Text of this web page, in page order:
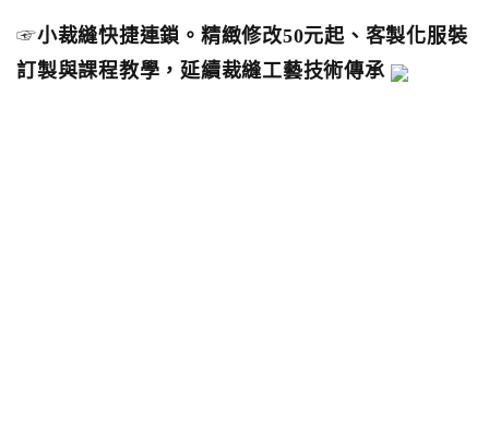
☞小裁縫快捷連鎖。精緻修改50元起、客製化服裝
訂製與課程教學，延續裁縫工藝技術傳承